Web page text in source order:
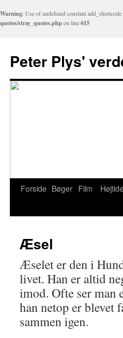
Warning: Use of undefined constant
quotes/stray_quotes.phpon line615
Peter Plys'
Forside Bøger Film
Æsel
Æselet er den i
livet. Han er altid
imod. Ofte ser man
han netop er blevet
sammen igen.